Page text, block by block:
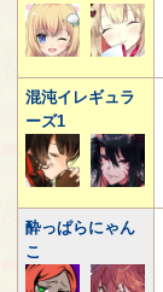
混沌イレギュラ
ーズ1
酔っぱらにゃん
こ